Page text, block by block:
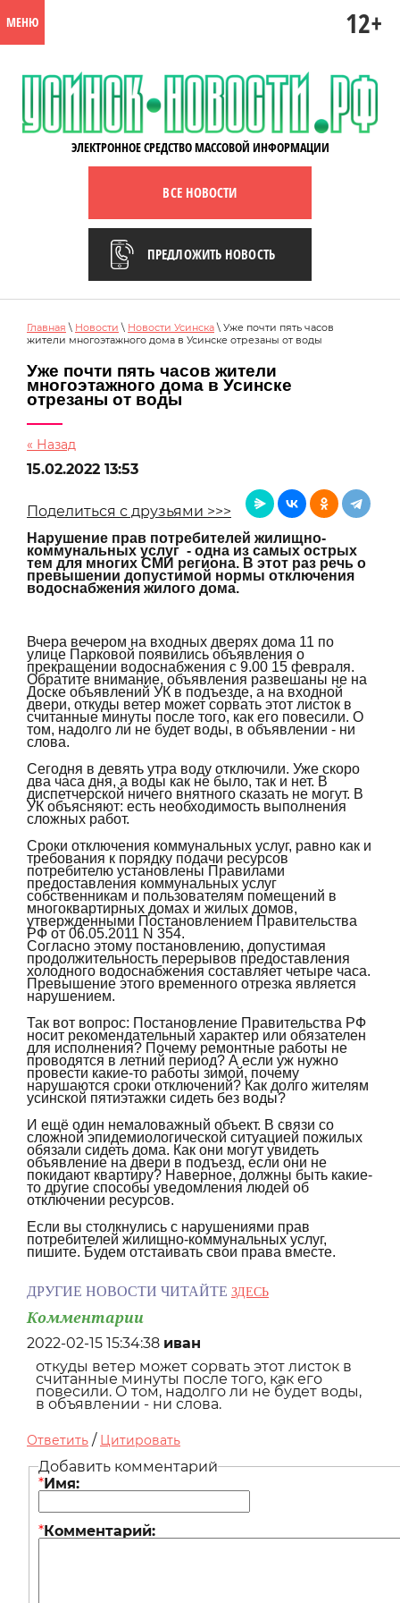
МЕНЮ 12+
ВСЕ НОВОСТИ
ЭЛЕКТРОННОЕ СРЕДСТВО МАССОВОЙ ИНФОРМАЦИИ
ПРЕДЛОЖИТЬ НОВОСТЬ
Главная \ Новости \ Новости Усинска\ Уже почти пять часов
жители многоэтажного дома в Усинске отрезаны от воды
Уже почти пять часов жители
многоэтажного дома в Усинске
отрезаны от воды
« Назад
15.02.2022 13:53
Поделиться с друзьями >>>
Нарушение прав потребителей жилищно-
коммунальных услуг - одна из самых острых
тем для многих СМИ региона. В этот раз речь о
превышении допустимой нормы отключения
водоснабжения жилого дома.
Вчера вечером на входных дверях дома 11 по
улице Парковой появились объявления о
прекращении водоснабжения с 9.00 15 февраля.
Обратите внимание, объявления развешаны не на
Доске объявлений УК в подъезде, а на входной
двери, откуды ветер может сорвать этот листок в
считанные минуты после того, как его повесили. О
том, надолго ли не будет воды, в объявлении - ни
слова.
Сегодня в девять утра воду отключили. Уже скоро
два часа дня, а воды как не было, так и нет. В
диспетчерской ничего внятного сказать не могут. В
УК объясняют: есть необходимость выполнения
сложных работ.
Сроки отключения коммунальных услуг, равно как и
требования к порядку подачи ресурсов
потребителю установлены Правилами
предоставления коммунальных услуг
собственникам и пользователям помещений в
многоквартирных домах и жилых домов,
утвержденными Постановлением Правительства
РФ от 06.05.2011 N 354.
Согласно этому постановлению, допустимая
продолжительность перерывов предоставления
холодного водоснабжения составляет четыре часа.
Превышение этого временного отрезка является
нарушением.
Так вот вопрос: Постановление Правительства РФ
носит рекомендательный характер или обязателен
для исполнения? Почему ремонтные работы не
проводятся в летний период? А если уж нужно
провести какие-то работы зимой, почему
нарушаются сроки отключений? Как долго жителям
усинской пятиэтажки сидеть без воды?
И ещё один немаловажный объект. В связи со
сложной эпидемиологической ситуацией пожилых
обязали сидеть дома. Как они могут увидеть
объявление на двери в подъезд, если они не
покидают квартиру? Наверное, должны быть какие-
то другие способы уведомления людей об
отключении ресурсов.
Если вы столкнулись с нарушениями прав
потребителей жилищно-коммунальных услуг,
пишите. Будем отстаивать свои права вместе.
ДРУГИЕ НОВОСТИ ЧИТАЙТЕ ЗДЕСЬ
Комментарии
2022-02-15 15:34:38 иван
откуды ветер может сорвать этот листок в
считанные минуты после того, как его
повесили. О том, надолго ли не будет воды,
в объявлении - ни слова.
Ответить / Цитировать
Добавить комментарий
* Имя:
* Комментарий: